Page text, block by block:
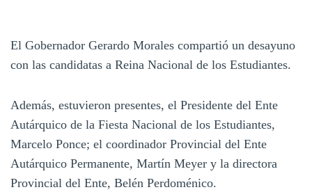
El Gobernador Gerardo Morales compartió un desayuno
con las candidatas a Reina Nacional de los Estudiantes.
Además, estuvieron presentes, el Presidente del Ente
Autárquico de la Fiesta Nacional de los Estudiantes,
Marcelo Ponce; el coordinador Provincial del Ente
Autárquico Permanente, Martín Meyer y la directora
Provincial del Ente, Belén Perdoménico.